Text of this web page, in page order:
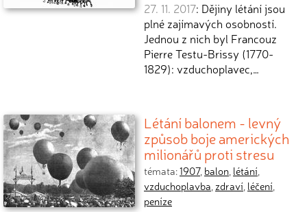
27. 11. 2017: Dějiny létání jsou
plné zajímavých osobností.
Jednou z nich byl Francouz
Pierre Testu-Brissy (1770-
1829): vzduchoplavec,…
Létání balonem - levný
způsob boje amerických
milionářů proti stresu
témata:1907, balon, létání,
vzduchoplavba, zdraví, léčení,
peníze